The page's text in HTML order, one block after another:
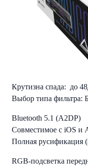
Регулировка
HPF
HPF
Крутизна спада: до
Выбор типа фильтра:
Bluetooth 5.1 (A2DP)
Совместимое с iOS и
Полная русификация
RGB-подсветка